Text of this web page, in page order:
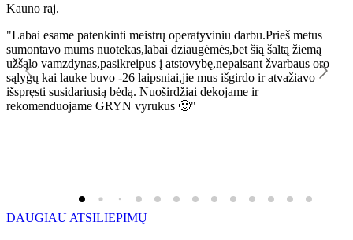
Kauno raj.
"Labai esame patenkinti meistrų operatyviniu darbu.Prieš metus
sumontavo mums nuotekas,labai dziaugėmės,bet šią šaltą žiemą
užšąlo vamzdynas,pasikreipus į atstovybę,nepaisant žvarbaus oro
sąlygų kai lauke buvo -26 laipsniai,jie mus išgirdo ir atvažiavo
išspręsti susidariusią bėdą. Nuoširdžiai dekojame ir
rekomenduojame GRYN vyrukus 🙂"
DAUGIAU ATSILIEPIMŲ